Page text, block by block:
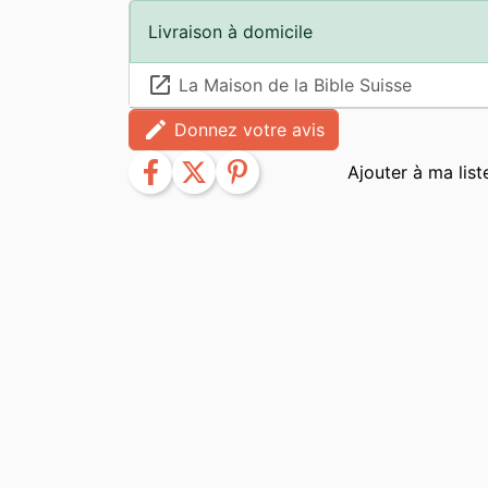
Livraison à domicile
launch La Maison de la Bible Suisse
edit Donnez votre avis
facebook twitter pinterest